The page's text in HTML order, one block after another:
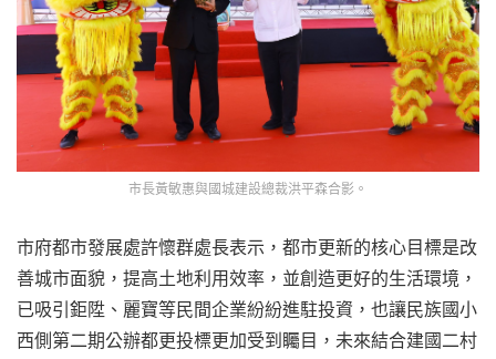
市長黃敏惠與國城建設總裁洪平森合影。
市府都市發展處許懷群處長表示，都市更新的核心目標是改
善城市面貌，提高土地利用效率，並創造更好的生活環境，
已吸引鉅陞、麗寶等民間企業紛紛進駐投資，也讓民族國小
西側第二期公辦都更投標更加受到矚目，未來結合建國二村